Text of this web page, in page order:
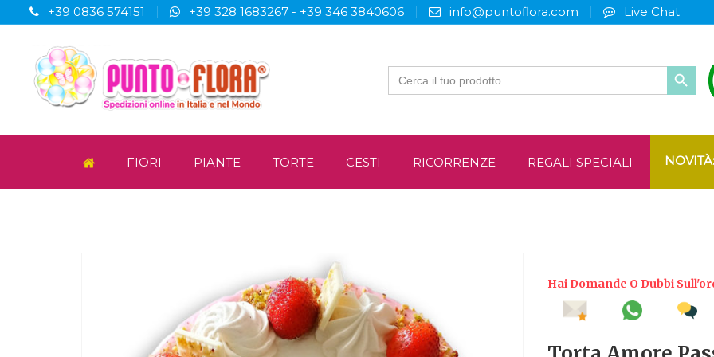
+39 0836 574151 +39 328 1683267 - +39 346 3840606 info@puntoflora.com Live Chat
Search
for:
FIORI PIANTE TORTE CESTI RICORRENZE REGALI SPECIALI
Hai Domande O Dubbi